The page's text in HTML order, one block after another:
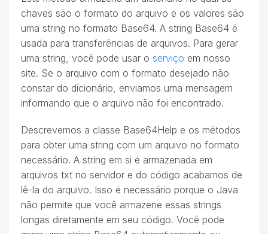
chaves são o formato do arquivo e os valores são
uma string no formato Base64. A string Base64 é
usada para transferências de arquivos. Para gerar
uma string, você pode usar o serviço em nosso
site. Se o arquivo com o formato desejado não
constar do dicionário, enviamos uma mensagem
informando que o arquivo não foi encontrado.
Descrevemos a classe Base64Help e os métodos
para obter uma string com um arquivo no formato
necessário. A string em si é armazenada em
arquivos txt no servidor e do código acabamos de
lê-la do arquivo. Isso é necessário porque o Java
não permite que você armazene essas strings
longas diretamente em seu código. Você pode